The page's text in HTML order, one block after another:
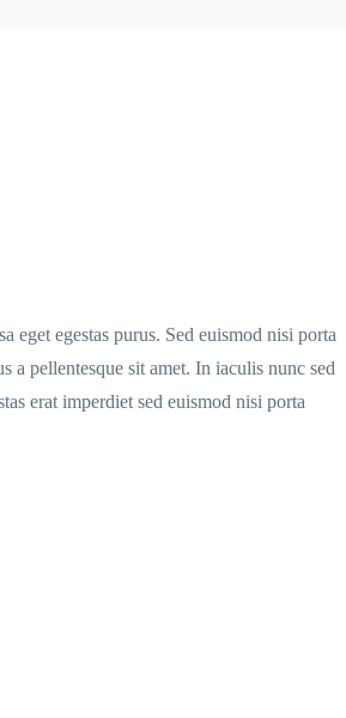
egestas purus. Sed euismod nisi porta
a pellentesque sit amet. In iaculis nunc sed
erat imperdiet sed euismod nisi porta